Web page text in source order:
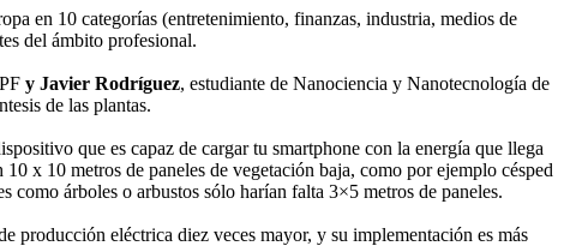
en 10 categorías (entretenimiento, finanzas, industria, medios de
del ámbito profesional.
y Javier Rodríguez, estudiante de Nanociencia y Nanotecnología de
de las plantas.
que es capaz de cargar tu smartphone con la energía que llega
x 10 metros de paneles de vegetación baja, como por ejemplo césped
como árboles o arbustos sólo harían falta 3×5 metros de paneles.
producción eléctrica diez veces mayor, y su implementación es más